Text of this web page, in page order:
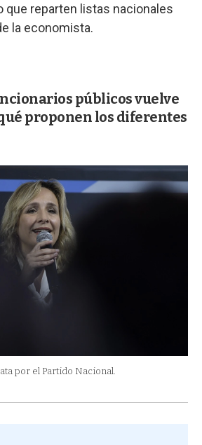
que reparten listas nacionales
la economista.
públicos vuelve
proponen los diferentes
por el Partido Nacional.